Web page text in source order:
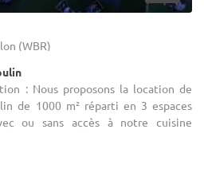
(WBR)
: Nous proposons la location de
de 1000 m² réparti en 3 espaces
ou sans accès à notre cuisine